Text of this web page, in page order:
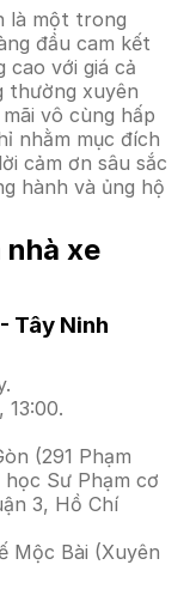
là một trong
đầu cam kết
cao với giá cả
thường xuyên
vô cùng hấp
nhằm mục đích
cảm ơn sâu sắc
hành và ủng hộ
xe
Tây Ninh
13:00.
(291 Phạm
Sư Phạm cơ
3, Hồ Chí
Mộc Bài (Xuyên